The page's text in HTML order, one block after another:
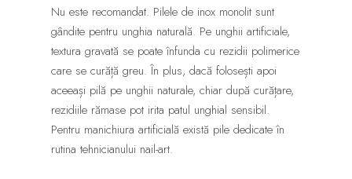
Nu este recomandat. Pilele de inox monolit sunt
gândite pentru unghia naturală. Pe unghii artificiale,
textura gravată se poate înfunda cu rezidii polimerice
care se curăță greu. În plus, dacă folosești apoi
aceeași pilă pe unghii naturale, chiar după curățare,
rezidiile rămase pot irita patul unghial sensibil.
Pentru manichiura artificială există pile dedicate în
rutina tehnicianului nail-art.